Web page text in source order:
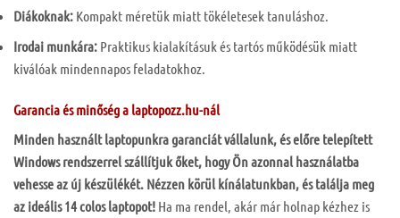
Diákoknak: Kompakt méretük miatt tökéletesek tanuláshoz.
Irodai munkára: Praktikus kialakításuk és tartós működésük miatt
kiválóak mindennapos feladatokhoz.
Garancia és minőség a laptopozz.hu-nál
Minden használt laptopunkra garanciát vállalunk, és előre telepített
Windows rendszerrel szállítjuk őket, hogy Ön azonnal használatba
vehesse az új készülékét. Nézzen körül kínálatunkban, és találja meg
az ideális 14 colos laptopot! Ha ma rendel, akár már holnap kézhez is